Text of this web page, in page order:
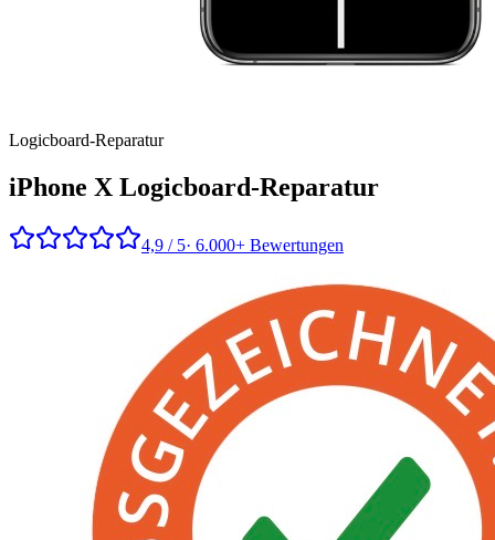
Logicboard-Reparatur
iPhone X Logicboard-Reparatur
4,9 / 5· 6.000+ Bewertungen